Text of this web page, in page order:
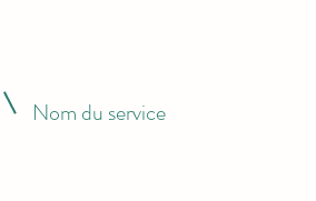
Nom du service